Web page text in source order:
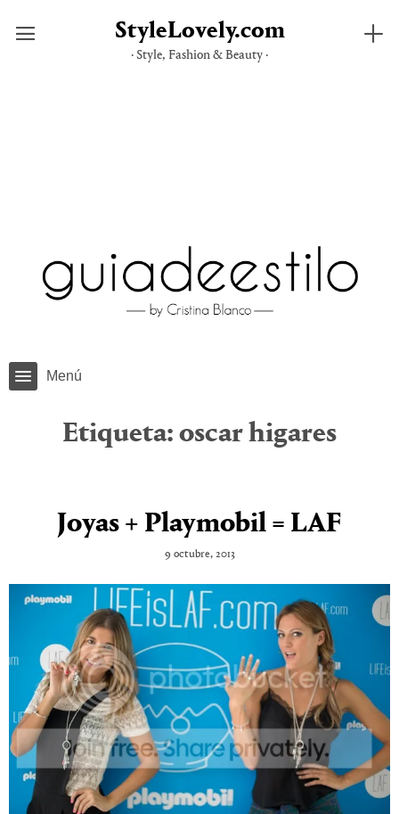
StyleLovely.com
· Style, Fashion & Beauty ·
Menú
Etiqueta: oscar higares
Joyas + Playmobil = LAF
9 octubre, 2013